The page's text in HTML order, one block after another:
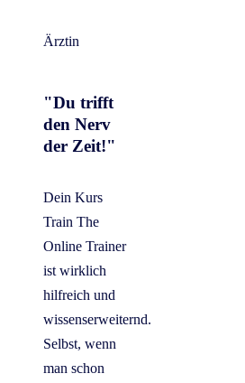
Ärztin
"Du trifft
den Nerv
der Zeit!"
Dein Kurs
Train The
Online Trainer
ist wirklich
hilfreich und
wissenserweiternd.
Selbst, wenn
man schon